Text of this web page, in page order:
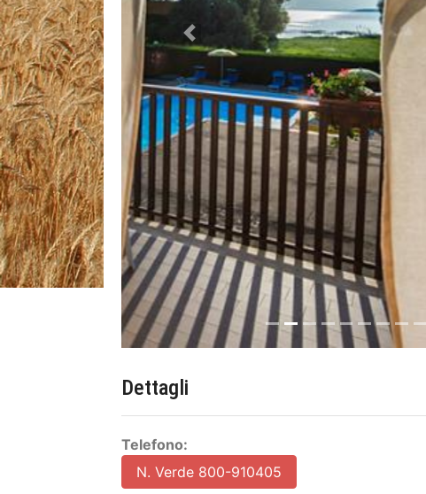
Previous
Dettagli
346-7347069